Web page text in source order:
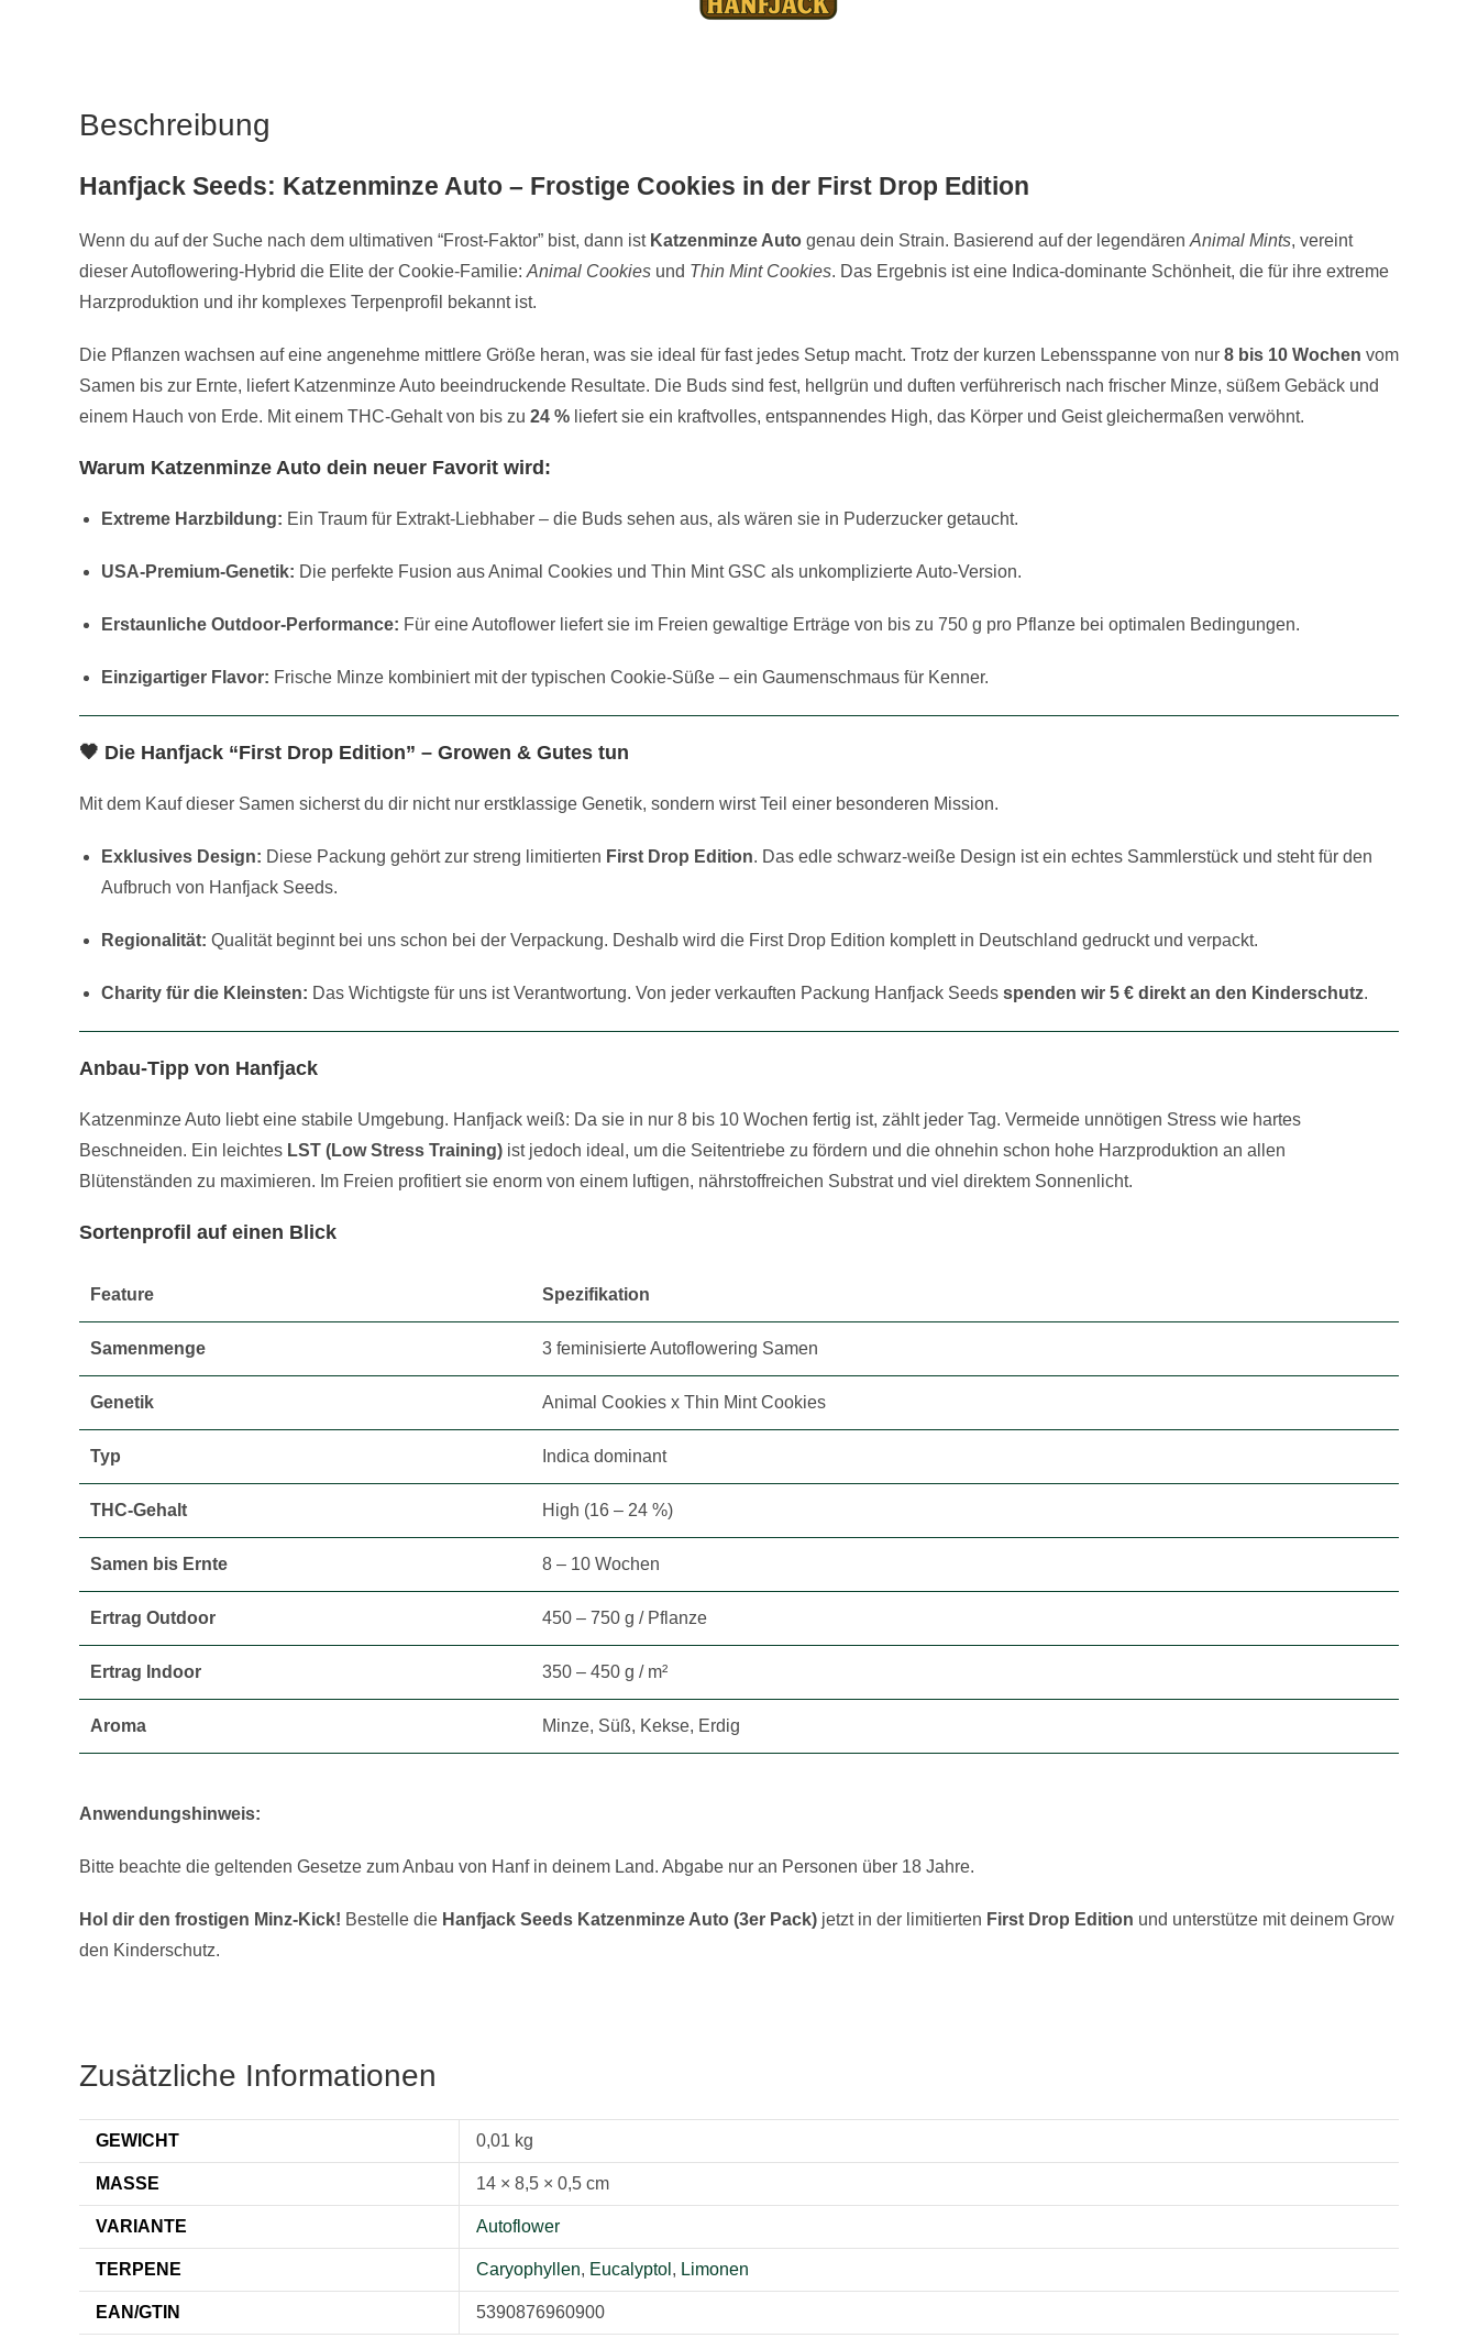
Beschreibung
Hanfjack Seeds: Katzenminze Auto – Frostige Cookies in der First Drop Edition
Wenn du auf der Suche nach dem ultimativen “Frost-Faktor” bist, dann ist Katzenminze Auto genau dein Strain. Basierend auf der legendären Animal Mints, vereint
dieser Autoflowering-Hybrid die Elite der Cookie-Familie: Animal Cookies und Thin Mint Cookies. Das Ergebnis ist eine Indica-dominante Schönheit, die für ihre extreme
Harzproduktion und ihr komplexes Terpenprofil bekannt ist.
Die Pflanzen wachsen auf eine angenehme mittlere Größe heran, was sie ideal für fast jedes Setup macht. Trotz der kurzen Lebensspanne von nur 8 bis 10 Wochen vom
Samen bis zur Ernte, liefert Katzenminze Auto beeindruckende Resultate. Die Buds sind fest, hellgrün und duften verführerisch nach frischer Minze, süßem Gebäck und
einem Hauch von Erde. Mit einem THC-Gehalt von bis zu 24 % liefert sie ein kraftvolles, entspannendes High, das Körper und Geist gleichermaßen verwöhnt.
Warum Katzenminze Auto dein neuer Favorit wird:
Extreme Harzbildung: Ein Traum für Extrakt-Liebhaber – die Buds sehen aus, als wären sie in Puderzucker getaucht.
USA-Premium-Genetik: Die perfekte Fusion aus Animal Cookies und Thin Mint GSC als unkomplizierte Auto-Version.
Erstaunliche Outdoor-Performance: Für eine Autoflower liefert sie im Freien gewaltige Erträge von bis zu 750 g pro Pflanze bei optimalen Bedingungen.
Einzigartiger Flavor: Frische Minze kombiniert mit der typischen Cookie-Süße – ein Gaumenschmaus für Kenner.
🖤 Die Hanfjack “First Drop Edition” – Growen & Gutes tun
Mit dem Kauf dieser Samen sicherst du dir nicht nur erstklassige Genetik, sondern wirst Teil einer besonderen Mission.
Exklusives Design: Diese Packung gehört zur streng limitierten First Drop Edition. Das edle schwarz-weiße Design ist ein echtes Sammlerstück und steht für den
Aufbruch von Hanfjack Seeds.
Regionalität: Qualität beginnt bei uns schon bei der Verpackung. Deshalb wird die First Drop Edition komplett in Deutschland gedruckt und verpackt.
Charity für die Kleinsten: Das Wichtigste für uns ist Verantwortung. Von jeder verkauften Packung Hanfjack Seeds spenden wir 5 € direkt an den Kinderschutz.
Anbau-Tipp von Hanfjack
Katzenminze Auto liebt eine stabile Umgebung. Hanfjack weiß: Da sie in nur 8 bis 10 Wochen fertig ist, zählt jeder Tag. Vermeide unnötigen Stress wie hartes
Beschneiden. Ein leichtes LST (Low Stress Training) ist jedoch ideal, um die Seitentriebe zu fördern und die ohnehin schon hohe Harzproduktion an allen
Blütenständen zu maximieren. Im Freien profitiert sie enorm von einem luftigen, nährstoffreichen Substrat und viel direktem Sonnenlicht.
Sortenprofil auf einen Blick
Feature Spezifikation
Samenmenge 3 feminisierte Autoflowering Samen
Genetik Animal Cookies x Thin Mint Cookies
Typ Indica dominant
THC-Gehalt High (16 – 24 %)
Samen bis Ernte 8 – 10 Wochen
Ertrag Outdoor 450 – 750 g / Pflanze
Ertrag Indoor 350 – 450 g / m²
Aroma Minze, Süß, Kekse, Erdig
Anwendungshinweis:
Bitte beachte die geltenden Gesetze zum Anbau von Hanf in deinem Land. Abgabe nur an Personen über 18 Jahre.
Hol dir den frostigen Minz-Kick! Bestelle die Hanfjack Seeds Katzenminze Auto (3er Pack) jetzt in der limitierten First Drop Edition und unterstütze mit deinem Grow
den Kinderschutz.
Zusätzliche Informationen
GEWICHT 0,01 kg
MASSE 14 × 8,5 × 0,5 cm
VARIANTE Autoflower
TERPENE Caryophyllen, Eucalyptol , Limonen
EAN/GTIN 5390876960900